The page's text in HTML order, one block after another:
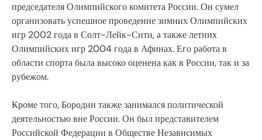
председателя Олимпийского комитета России. Он сумел
организовать успешное проведение зимних Олимпийских
игр 2002 года в Солт-Лейк-Сити, а также летних
Олимпийских игр 2004 года в Афинах. Его работа в
области спорта была высоко оценена как в России, так и за
рубежом.
Кроме того, Бородин также занимался политической
деятельностью вне России. Он был представителем
Российской Федерации в Обществе Независимых